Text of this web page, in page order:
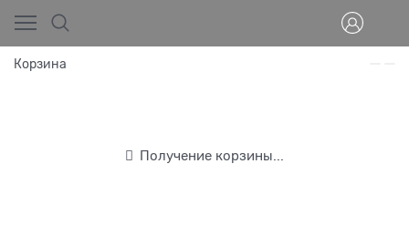
Корзина
Получение корзины...